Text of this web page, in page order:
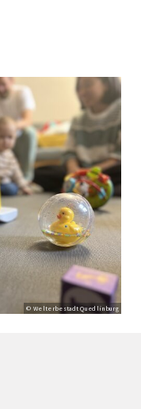
© Welterbestadt Quedlinburg